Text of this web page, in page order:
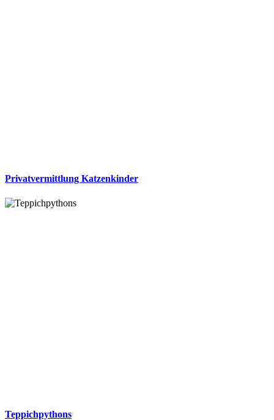
Privatvermittlung Katzenkinder
Teppichpythons